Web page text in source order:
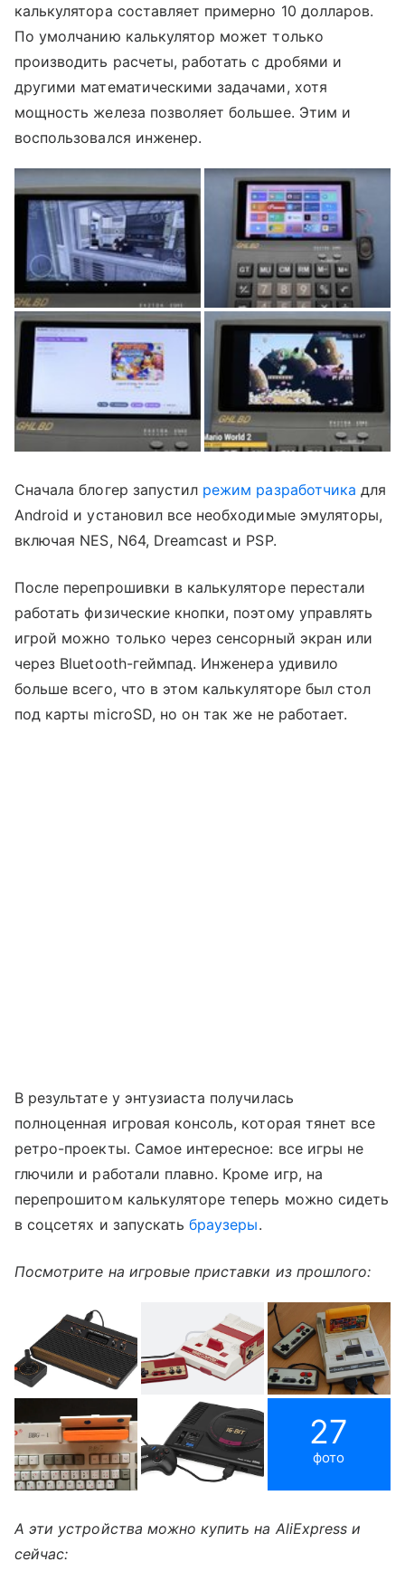
калькулятора составляет примерно 10 долларов.
По умолчанию калькулятор может только
производить расчеты, работать с дробями и
другими математическими задачами, хотя
мощность железа позволяет большее. Этим и
воспользовался инженер.
Сначала блогер запустил режим разработчика для
Android и установил все необходимые эмуляторы,
включая NES, N64, Dreamcast и PSP.
После перепрошивки в калькуляторе перестали
работать физические кнопки, поэтому управлять
игрой можно только через сенсорный экран или
через Bluetooth-геймпад. Инженера удивило
больше всего, что в этом калькуляторе был стол
под карты microSD, но он так же не работает.
В результате у энтузиаста получилась
полноценная игровая консоль, которая тянет все
ретро-проекты. Самое интересное: все игры не
глючили и работали плавно. Кроме игр, на
перепрошитом калькуляторе теперь можно сидеть
в соцсетях и запускатьбраузеры.
Посмотрите на игровые приставки из прошлого:
27
фото
А эти устройства можно купить на AliExpress и
сейчас: